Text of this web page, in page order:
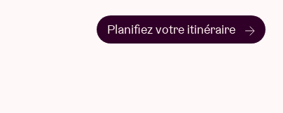
Planifiez votre itinéraire